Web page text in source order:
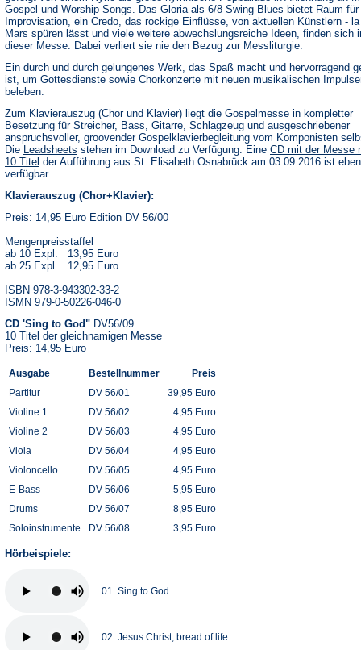
Gospel und Worship Songs. Das Gloria als 6/8-Swing-Blues bietet Raum für
Improvisation, ein Credo, das rockige Einflüsse, von aktuellen Künstlern -
Mars spüren lässt und viele weitere abwechslungsreiche Ideen, finden sich
dieser Messe. Dabei verliert sie nie den Bezug zur Messliturgie.
Ein durch und durch gelungenes Werk, das Spaß macht und hervorragend
ist, um Gottesdienste sowie Chorkonzerte mit neuen musikalischen
beleben.
Zum Klavierauszug (Chor und Klavier) liegt die Gospelmesse in kompletter
Besetzung für Streicher, Bass, Gitarre, Schlagzeug und ausgeschriebener
anspruchsvoller, groovender Gospelklavierbegleitung vom Komponisten
Die Leadsheets (Öffnet
in
Tab)
stehen im Download zu Verfügung. Eine CD mit der Messe
10 Titel der Aufführung aus St. Elisabeth Osnabrück am 03.09.2016 ist
verfügbar.
Klavierauszug (Chor+Klavier):
Preis: 14,95 Euro Edition DV 56/00
Mengenpreisstaffel
ab 10 Expl. 13,95 Euro
ab 25 Expl. 12,95 Euro
ISBN 978-3-943302-33-2
ISMN 979-0-50226-046-0
CD 'Sing to God" DV56/09
10 Titel der gleichnamigen Messe
Preis: 14,95 Euro
Ausgabe Bestellnummer
Preis
Partitur
DV 56/01
39,95 Euro
Violine 1
DV 56/02
4,95 Euro
Violine 2
DV 56/03
4,95 Euro
Viola
DV 56/04
4,95 Euro
Violoncello
DV 56/05
4,95 Euro
E-Bass
DV 56/06
5,95 Euro
Drums
DV 56/07
8,95 Euro
Soloinstrumente
DV 56/08 3,95 Euro
Hörbeispiele:
01. Sing to God
02. Jesus Christ, bread of life